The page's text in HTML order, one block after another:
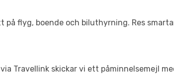
flyg, boende och biluthyrning. Res
Travellink skickar vi ett påminnelsemejl